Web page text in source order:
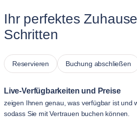
Ihr perfektes
Schritten
Reservieren Buchung abschließen
Live-Verfügbarkeiten und Preise
zeigen Ihnen genau, was verfügbar ist und
sodass Sie mit Vertrauen buchen können.